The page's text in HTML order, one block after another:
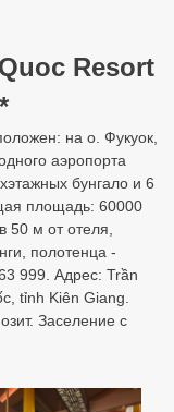
Resort
на о. Фукуок,
аэропорта
бунгало и 6
площадь: 60000
50 м от отеля,
полотенца -
999. Адрес: Trần
tỉnh Kiên Giang.
Заселение с